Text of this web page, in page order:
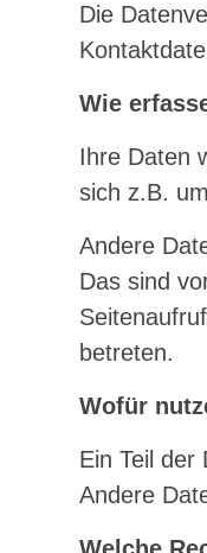
Die
Wie
Ihre Daten
sich z.B.
Andere
Das sind
betreten.
Wofür
Ein Teil der
Andere